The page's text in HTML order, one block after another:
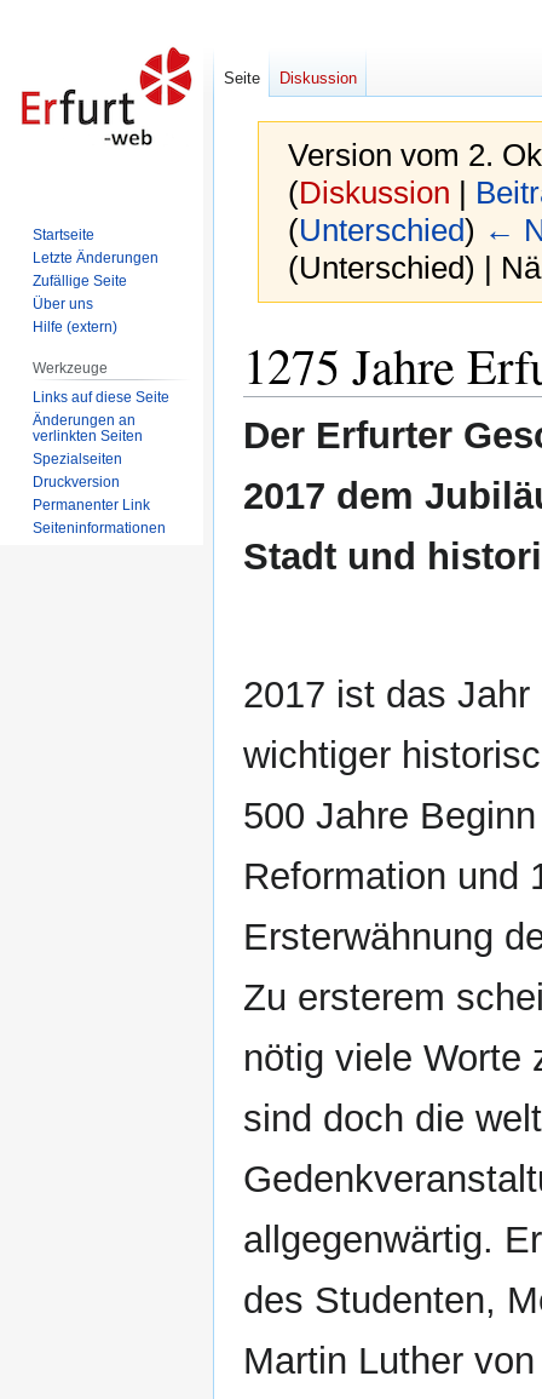
Version vom 2.
(Diskussion |
(Unterschied) ←
(Unterschied) |
Navigation
springen
Suche
springen
1275 Jahre
Der Erfurter
2017 dem
Stadt und
2017 ist das Jahr
wichtiger
500 Jahre
Reformation und
Ersterwähnung
Zu ersterem
nötig viele Worte
sind doch die
allgegenwärtig.
des Studenten,
Martin Luther
Seite Diskussion
Startseite
Letzte Änderungen
Zufällige Seite
Über uns
Hilfe (extern)
Werkzeuge
Links auf diese Seite
Änderungen an
verlinkten Seiten
Spezialseiten
Druckversion
Permanenter Link
Seiten­informationen